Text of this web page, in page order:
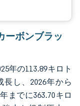
ーボンブラッ
年の113.89キロト
長し、2026年から
までに363.70キロ